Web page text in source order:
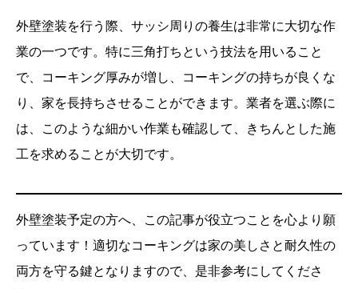
外壁塗装を行う際、サッシ周りの養生は非常に大切な作
業の一つです。特に三角打ちという技法を用いること
で、コーキング厚みが増し、コーキングの持ちが良くな
り、家を長持ちさせることができます。業者を選ぶ際に
は、このような細かい作業も確認して、きちんとした施
工を求めることが大切です。
外壁塗装予定の方へ、この記事が役立つことを心より願
っています！適切なコーキングは家の美しさと耐久性の
両方を守る鍵となりますので、是非参考にしてくださ